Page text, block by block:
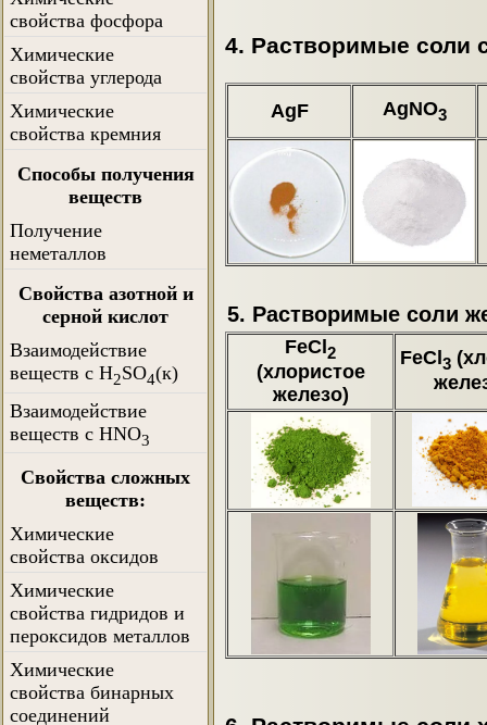
свойства фосфора
Химические
свойства углерода
Химические
свойства кремния
Способы получения
веществ
Получение
неметаллов
Свойства азотной и
серной кислот
Взаимодействие
веществ с H2SO4(к)
Взаимодействие
веществ с HNO3
Свойства сложных
веществ:
Химические
свойства оксидов
Химические
свойства гидридов и
пероксидов металлов
Химические
свойства бинарных
соединений
4. Растворимые соли
AgF AgNO3
5. Растворимые соли
FeCl2
(хлористое
железо)
FeCl3